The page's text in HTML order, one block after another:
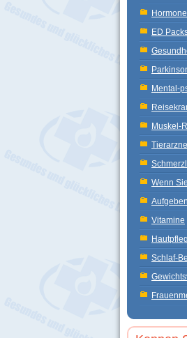
Hormone
ED
Mental-
Muskel-
Wenn
Aufgeben
Vitamine
Schlaf-